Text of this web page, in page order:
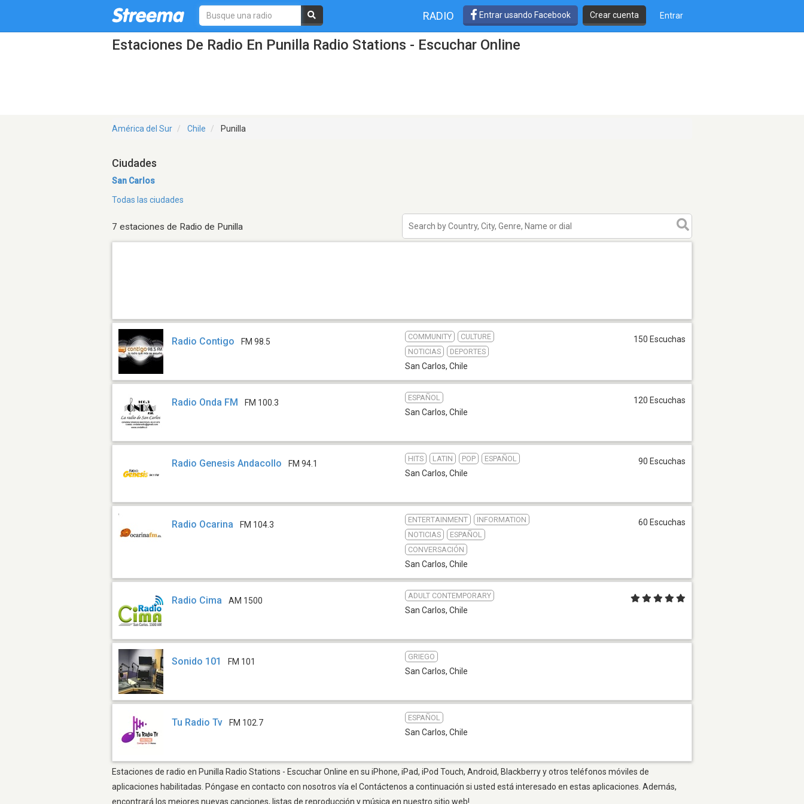
RADIO Entrar usando Facebook Crear cuenta Entrar
Estaciones De Radio En Punilla Radio Stations - Escuchar Online
América del Sur Chile Punilla
Ciudades
San Carlos
Todas las ciudades
7 estaciones de Radio de Punilla
Radio Contigo FM 98.5
COMMUNITY
CULTURE
NOTICIAS
DEPORTES
San Carlos, Chile
150 Escuchas
Radio Onda FM FM 100.3
ESPAÑOL
San Carlos, Chile
120 Escuchas
Radio Genesis Andacollo FM 94.1
HITS LATIN POP ESPAÑOL
San Carlos, Chile
90 Escuchas
Radio Ocarina FM 104.3
ENTERTAINMENT
INFORMATION
NOTICIAS
ESPAÑOL
CONVERSACIÓN
San Carlos, Chile
60 Escuchas
Radio Cima AM 1500
ADULT CONTEMPORARY
San Carlos, Chile
Sonido 101 FM 101
GRIEGO
San Carlos, Chile
Tu Radio Tv FM 102.7
ESPAÑOL
San Carlos, Chile
Estaciones de radio en Punilla Radio Stations - Escuchar Online en su iPhone, iPad, iPod Touch, Android, Blackberry y otros teléfonos móviles de
aplicaciones habilitadas. Póngase en contacto con nosotros vía el Contáctenos a continuación si usted está interesado en estas aplicaciones. Además,
encontrará los mejores nuevas canciones, listas de reproducción y música en nuestro sitio web!